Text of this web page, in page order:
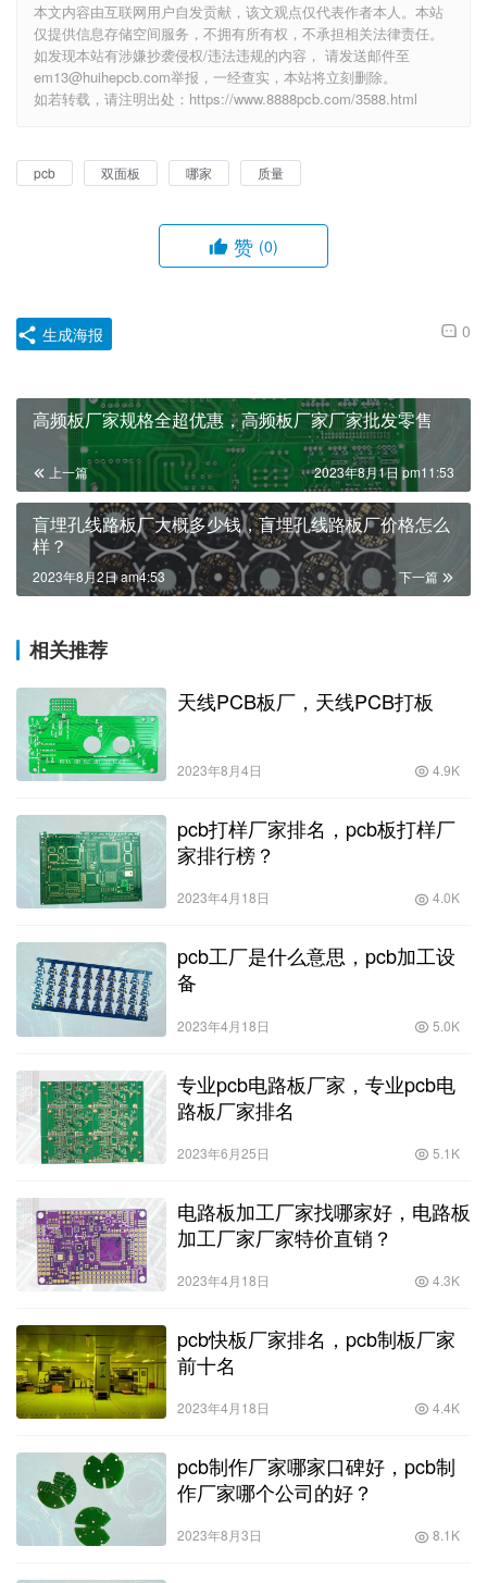
本文内容由互联网用户自发贡献，该文观点仅代表作者本人。本站
仅提供信息存储空间服务，不拥有所有权，不承担相关法律责任。
如发现本站有涉嫌抄袭侵权/违法违规的内容， 请发送邮件至
em13@huihepcb.com举报，一经查实，本站将立刻删除。
如若转载，请注明出处：https://www.8888pcb.com/3588.html
pcb 双面板 哪家 质量
赞 (0)
0
生成海报
高频板厂家规格全超优惠，高频板厂家厂家批发零售
上一篇 2023年8月1日 pm11:53
盲埋孔线路板厂大概多少钱，盲埋孔线路板厂价格怎么
样？
下一篇
2023年8月2日 am4:53
相关推荐
天线PCB板厂，天线PCB打板
2023年8月4日 4.9K
pcb打样厂家排名，pcb板打样厂
家排行榜？
2023年4月18日 4.0K
pcb工厂是什么意思，pcb加工设
备
2023年4月18日 5.0K
专业pcb电路板厂家，专业pcb电
路板厂家排名
2023年6月25日 5.1K
电路板加工厂家找哪家好，电路板
加工厂家厂家特价直销？
2023年4月18日 4.3K
pcb快板厂家排名，pcb制板厂家
前十名
2023年4月18日 4.4K
pcb制作厂家哪家口碑好，pcb制
作厂家哪个公司的好？
2023年8月3日 8.1K